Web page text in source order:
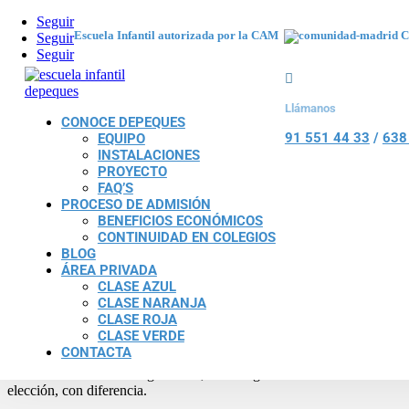
Seguir
Seguir
Seguir
Escuela Infantil autorizada por la CAM
CONOCE DEPEQUES
EQUIPO
INSTALACIONES
PROYECTO
FAQ’S
PROCESO DE ADMISIÓN
BENEFICIOS ECONÓMICOS
CONTINUIDAD EN COLEGIOS
BLOG
ÁREA PRIVADA
CLASE AZUL
CLASE NARANJA
CLASE ROJA
CLASE VERDE
CONTACTA

Llámanos
91 551 44 33 / 638
Como enseñar a los peques a dormir solos
porDepeques
A muchos de vosotros en tutorías o en encuentros con nosotras os
Dicen de Depeques
Pamela
Muy buena guardería, la recomiendo. Son muy preocupadas por los
Gadea
Sitio de confianza y cercanía.
elección, con diferencia.